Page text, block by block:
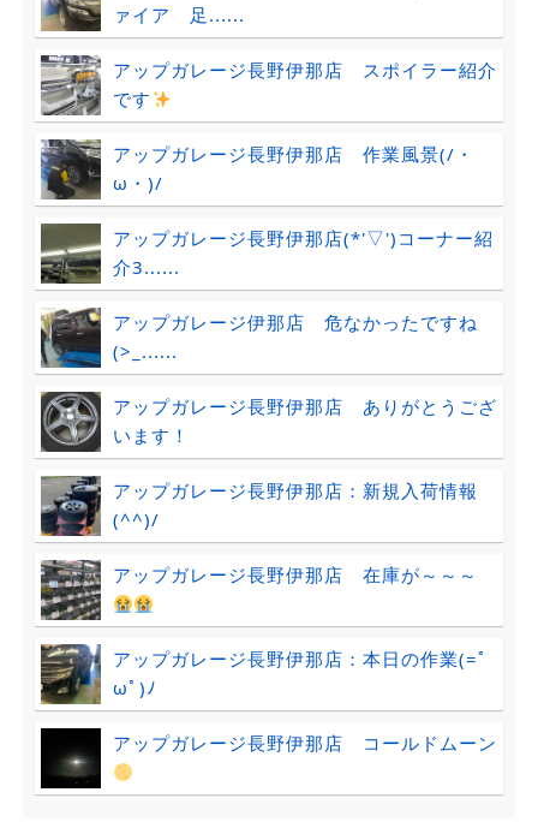
ァイア 足......
アップガレージ長野伊那店 スポイラー紹介
です
アップガレージ長野伊那店 作業風景(/・
ω・)/
アップガレージ長野伊那店(*'▽')コーナー紹
介3......
アップガレージ伊那店 危なかったですね
(>_......
アップガレージ長野伊那店 ありがとうござ
います！
アップガレージ長野伊那店：新規入荷情報
(^^)/
アップガレージ長野伊那店 在庫が～～～
アップガレージ長野伊那店：本日の作業(=ﾟ
ωﾟ)ﾉ
アップガレージ長野伊那店 コールドムーン